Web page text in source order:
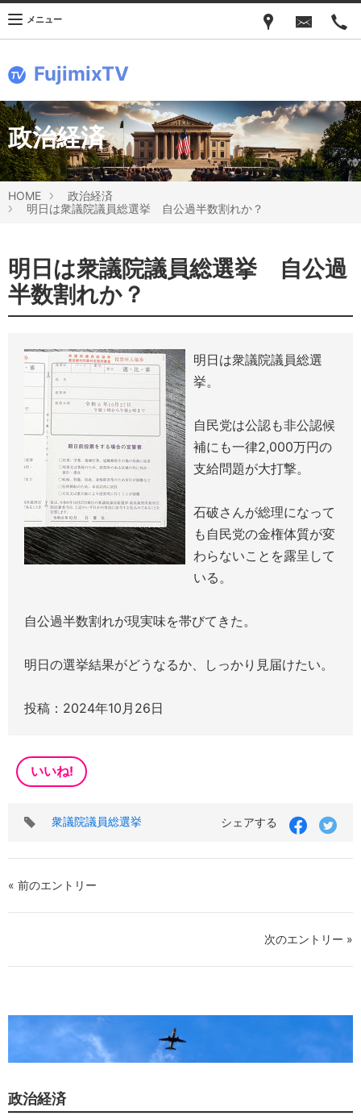
FujimixTV
メニュー
政治経済
HOME
政治経済
明日は衆議院議員総選挙 自公過半数割れか？
明日は衆議院議員総選挙 自公過
半数割れか？
明日は衆議院議員総選
挙。
自民党は公認も非公認候
補にも一律2,000万円の
支給問題が大打撃。
石破さんが総理になって
も自民党の金権体質が変
わらないことを露呈して
いる。
自公過半数割れが現実味を帯びてきた。
明日の選挙結果がどうなるか、しっかり見届けたい。
投稿：2024年10月26日
いいね!
タ
衆議院議員総選挙 シェアする
« 前のエントリー
次のエントリー »
政治経済